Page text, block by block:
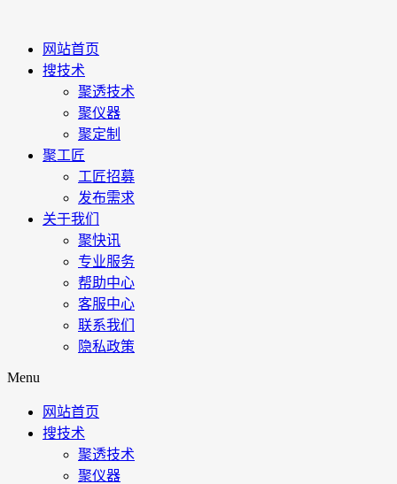
网站首页
搜技术
聚透技术
聚仪器
聚定制
聚工匠
工匠招募
发布需求
关于我们
聚快讯
专业服务
帮助中心
客服中心
联系我们
隐私政策
Menu
网站首页
搜技术
聚透技术
聚仪器